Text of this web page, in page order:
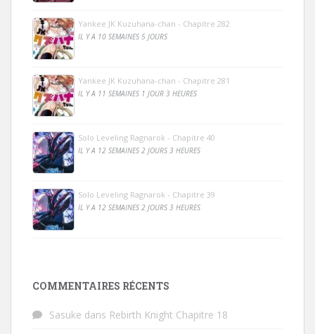
Yankee JK Kuzuhana-chan - Chapitre 282
IL Y A 10 SEMAINES 5 JOURS
Yankee JK Kuzuhana-chan - Chapitre 281
IL Y A 11 SEMAINES 1 JOUR 3 HEURES
Solo Leveling Ragnarok - Chapitre 40
IL Y A 12 SEMAINES 2 JOURS 3 HEURES
Solo Leveling Ragnarok - Chapitre 39
IL Y A 12 SEMAINES 2 JOURS 3 HEURES
COMMENTAIRES RÉCENTS
Sasuke dans Rebirth Knight Chapitre 18